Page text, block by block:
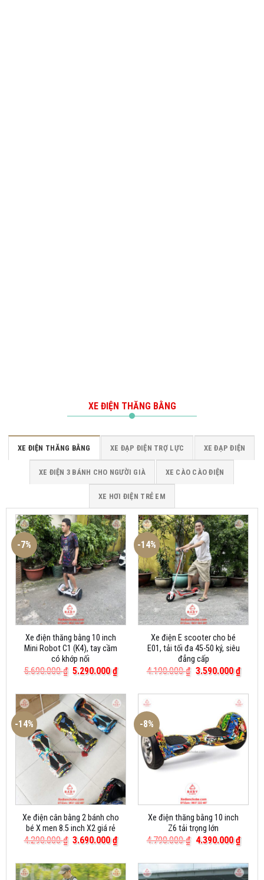
XE ĐIỆN THĂNG BẰNG
XE ĐIỆN THĂNG BẰNG XE ĐẠP ĐIỆN TRỢ LỰC XE ĐẠP ĐIỆN
XE ĐIỆN 3 BÁNH CHO NGƯỜI GIÀ XE CÀO CÀO ĐIỆN
XE HƠI ĐIỆN TRẺ EM
-7%
Xe điện thăng bằng 10 inch
Mini Robot C1 (K4), tay cầm
có khớp nối
5.690.000₫ Giá
5.690.000 ₫.
5.290.000₫Giá
hiện
là:
5.290.000 ₫.
-14%
Xe điện E scooter cho bé
E01, tải tối đa 45-50 ký, siêu
đẳng cấp
4.190.000₫ Giá
4.190.000 ₫.
3.590.000₫Giá
hiện
là:
-14%
Xe điện cân bằng 2 bánh cho
bé X men 8.5 inch X2 giá rẻ
4.290.000₫ Giá
4.290.000 ₫.
3.690.000₫Giá
hiện
là:
3.690.000 ₫.
-8%
Xe điện thăng bằng 10 inch
Z6 tải trọng lớn
4.790.000₫ Giá
4.790.000 ₫.
4.390.000₫Giá
hiện
là: